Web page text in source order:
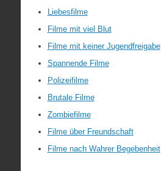
Liebesfilme
Filme mit viel Blut
Filme mit keiner Jugendfreigabe
Spannende Filme
Polizeifilme
Brutale Filme
Zombiefilme
Filme über Freundschaft
Filme nach Wahrer Begebenheit